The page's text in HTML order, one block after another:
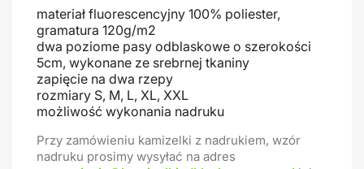
materiał fluorescencyjny 100% poliester,
gramatura 120g/m2
dwa poziome pasy odblaskowe o szerokości
5cm, wykonane ze srebrnej tkaniny
zapięcie na dwa rzepy
rozmiary S, M, L, XL, XXL
możliwość wykonania nadruku
Przy zamówieniu kamizelki z nadrukiem, wzór
nadruku prosimy wysyłać na adres